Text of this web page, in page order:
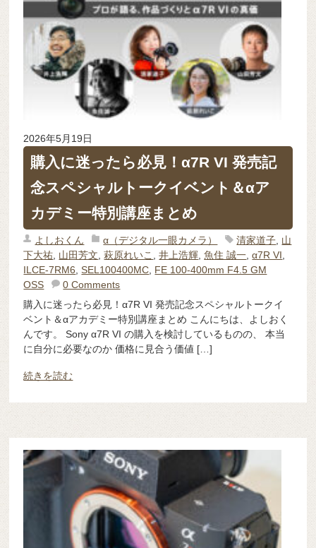
2026年5月19日
購入に迷ったら必見！α7R VI 発売記
念スペシャルトークイベント＆αア
カデミー特別講座まとめ
よしおくん α（デジタル一眼カメラ） 清家道子, 山
下大祐, 山田芳文,萩原れいこ ,井上浩輝,魚住 誠一,α7R VI,
ILCE-7RM6,SEL100400MC, FE 100-400mm F4.5 GM
OSS
0 Comments
購入に迷ったら必見！α7R VI 発売記念スペシャルトークイ
ベント＆αアカデミー特別講座まとめ こんにちは、よしおく
んです。 Sony α7R VI の購入を検討しているものの、 本当
に自分に必要なのか 価格に見合う価値 […]
続きを読む